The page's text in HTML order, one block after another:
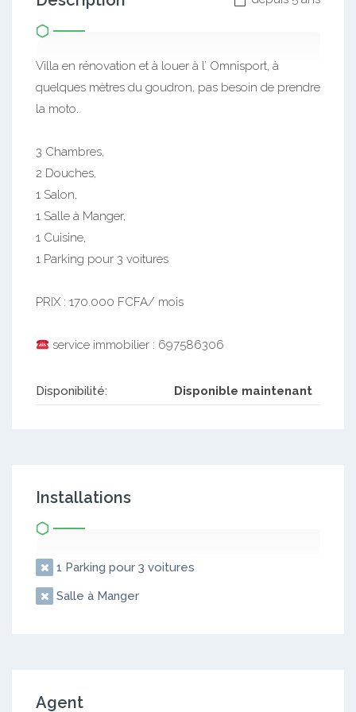
Villa en rénovation et à louer à l’ Omnisport, à
quelques mètres du goudron, pas besoin de prendre
la moto.
3 Chambres,
2 Douches,
1 Salon,
1 Salle à Manger,
1 Cuisine,
1 Parking pour 3 voitures
PRIX : 170.000 FCFA/ mois
service immobilier : 697586306
Disponibilité: Disponible maintenant
Installations
1 Parking pour 3 voitures
Salle à Manger
Agent